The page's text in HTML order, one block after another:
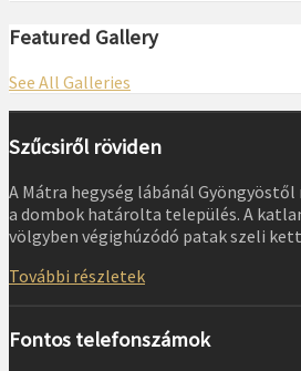
Featured Gallery
See All Galleries
Szűcsiről röviden
A Mátra hegység lábánál
a dombok határolta település. A
völgyben végighúzódó patak szeli
További részletek
Fontos telefonszámok